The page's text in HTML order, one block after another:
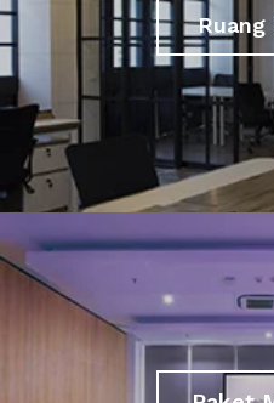
Ruang